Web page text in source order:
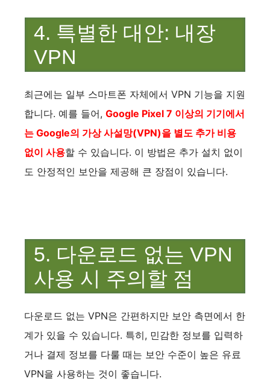
4. 특별한 대안: 내장
VPN
최근에는 일부 스마트폰 자체에서 VPN 기능을 지원
합니다. 예를 들어, Google Pixel 7 이상의 기기에서
는 Google의 가상 사설망(VPN)을 별도 추가 비용
없이 사용할 수 있습니다. 이 방법은 추가 설치 없이
도 안정적인 보안을 제공해 큰 장점이 있습니다.
5. 다운로드 없는 VPN
사용 시 주의할 점
다운로드 없는 VPN은 간편하지만 보안 측면에서 한
계가 있을 수 있습니다. 특히, 민감한 정보를 입력하
거나 결제 정보를 다룰 때는 보안 수준이 높은 유료
VPN을 사용하는 것이 좋습니다.